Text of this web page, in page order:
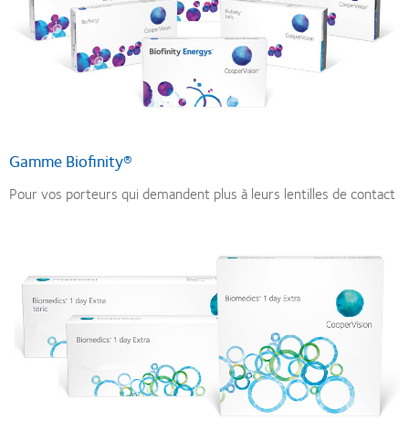
Gamme Biofinity®
Pour vos porteurs qui demandent plus à leurs lentilles de contact